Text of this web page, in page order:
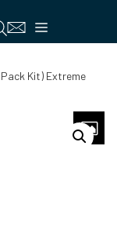
Menú
Kit) Extreme